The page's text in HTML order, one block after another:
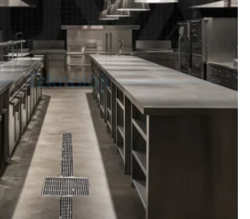
SÜZGEÇ